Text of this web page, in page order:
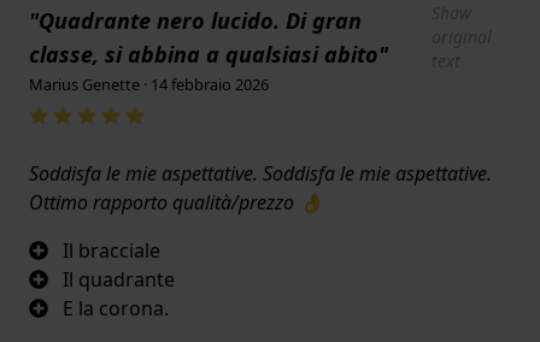
"Quadrante nero lucido. Di gran
classe, si abbina a qualsiasi abito"
Show
original
text
Marius Genette · 14 febbraio 2026
Soddisfa le mie aspettative. Soddisfa le mie aspettative.
Ottimo rapporto qualità/prezzo 👌
Il bracciale
Il quadrante
E la corona.